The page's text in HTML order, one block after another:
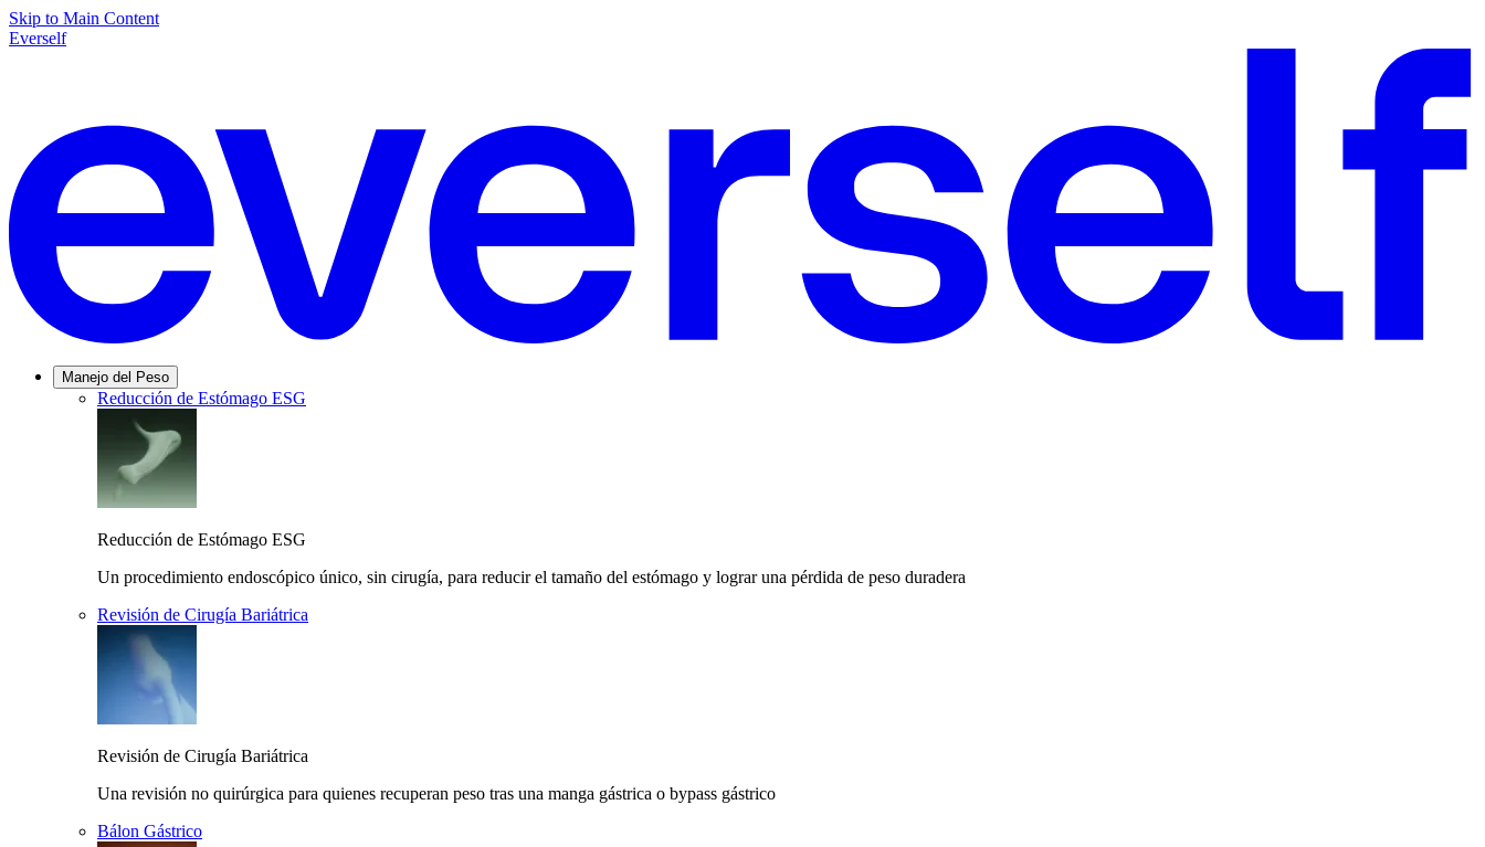
Skip to Main Content
Everself
Manejo del Peso
Reducción de Estómago ESG
Reducción de Estómago ESG
Un procedimiento endoscópico único, sin cirugía, para reducir el tamaño del estómago y lograr una pérdida de peso duradera
Revisión de Cirugía Bariátrica
Revisión de Cirugía Bariátrica
Una revisión no quirúrgica para quienes recuperan peso tras una manga gástrica o bypass gástrico
Bálon Gástrico